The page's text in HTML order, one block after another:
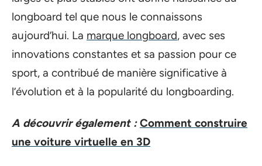
longboard tel que nous le connaissons
aujourd’hui. La marque longboard, avec ses
innovations constantes et sa passion pour ce
sport, a contribué de manière significative à
l’évolution et à la popularité du longboarding.
A découvrir également : Comment construire
une voiture virtuelle en 3D